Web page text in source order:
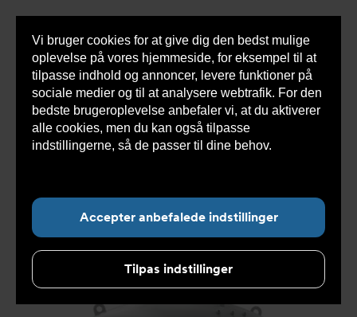
Vi bruger cookies for at give dig den bedst mulige
oplevelse på vores hjemmeside, for eksempel til at
tilpasse indhold og annoncer, levere funktioner på
sociale medier og til at analysere webtrafik. For den
bedste brugeroplevelse anbefaler vi, at du aktiverer
alle cookies, men du kan også tilpasse
indstillingerne, så de passer til dine behov.
Accepter anbefalede indstillinger
Tilpas indstillinger
Du
her:
Armatec > Produkter > Ekspansionssystemer
>
Kompressorstyret
>
Kompressorens sekundære
beholder
> Reflexomat beholder AT8300EF
>